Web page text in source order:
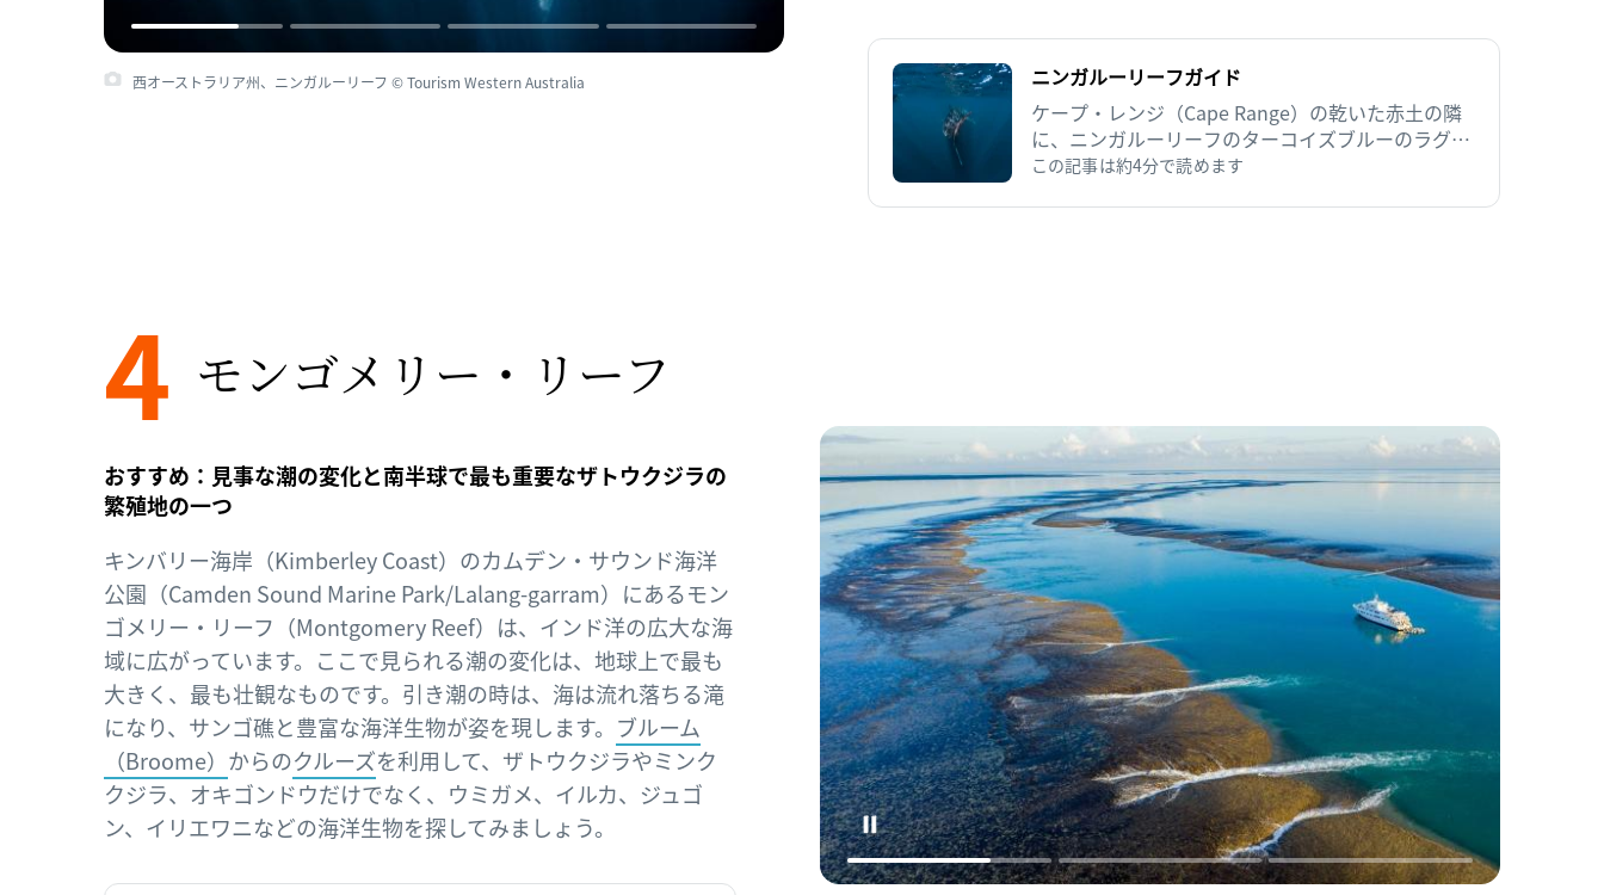
西オーストラリア州、ニンガルーリーフ © Tourism Western Australia
ニンガルーリーフガイド
ケープ・レンジ（Cape Range）の乾いた赤土の隣
に、ニンガルーリーフのターコイズブルーのラグー
ンが広がっています。生命が溢れるこのサンゴ礁に
ています。
この記事は約4分で読めます
4 モンゴメリー・リーフ
おすすめ：見事な潮の変化と南半球で最も重要なザトウクジラの
繁殖地の一つ
キンバリー海岸（Kimberley Coast）のカムデン・サウンド海洋
公園（Camden Sound Marine Park/Lalang-garram）にあるモン
ゴメリー・リーフ（Montgomery Reef）は、インド洋の広大な海
域に広がっています。ここで見られる潮の変化は、地球上で最も
大きく、最も壮観なものです。引き潮の時は、海は流れ落ちる滝
になり、サンゴ礁と豊富な海洋生物が姿を現します。 ブルーム
（Broome） からのクルーズを利用して、ザトウクジラやミンク
クジラ、オキゴンドウだけでなく、ウミガメ、イルカ、ジュゴ
ン、イリエワニなどの海洋生物を探してみましょう。